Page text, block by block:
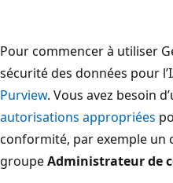
Pour commencer à utiliser
sécurité des données pour
Purview. Vous avez besoin
autorisations appropriées
conformité, par exemple un
groupeAdministrateur de